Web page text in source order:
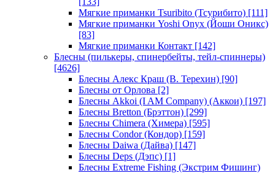
Мягкие приманки Tsuribito (Тсурибито) [111]
Мягкие приманки Yoshi Onyx (Йоши Оникс)
[83]
Мягкие приманки Контакт [142]
Блесны (пилькеры, спинербейты, тейл-спиннеры)
[4626]
Блесны Алекс Краш (В. Терехин) [90]
Блесны от Орлова [2]
Блесны Akkoi (I AM Company) (Аккои) [197]
Блесны Bretton (Брэттон) [299]
Блесны Chimera (Химера) [595]
Блесны Condor (Кондор) [159]
Блесны Daiwa (Дайва) [147]
Блесны Deps (Дэпс) [1]
Блесны Extreme Fishing (Экстрим Фишинг)